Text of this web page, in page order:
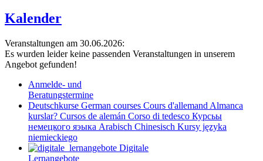
Kalender
Veranstaltungen am 30.06.2026:
Es wurden leider keine passenden Veranstaltungen in unserem
Angebot gefunden!
Anmelde- und
Beratungstermine
Deutschkurse German courses Cours d'allemand Almanca
kurslar? Cursos de alemán Corso di tedesco Курсьы
немецкого яэыка Arabisch Chinesisch Kursy języka
niemieckiego
Digitale
Lernangebote